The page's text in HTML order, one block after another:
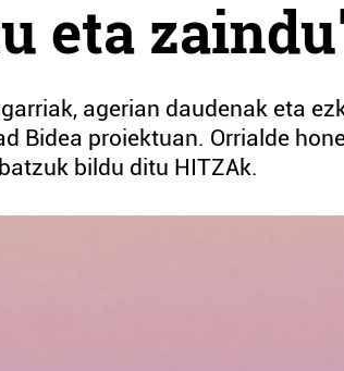
eta
agerian daudenak eta
Bidea proiektuan. Orrialde
bildu ditu HITZAk.